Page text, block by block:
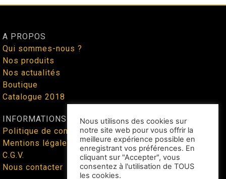
A PROPOS
Qui sommes-nous ?
Nos produits
Nos actualités
Boutique
Catalogue 2018
INFORMATIONS
Politique de confidentialité
Mentions légales
C.G.V.
Nous contacter
Nous utilisons des cookies sur
notre site web pour vous offrir la
meilleure expérience possible en
enregistrant vos préférences. En
cliquant sur "Accepter", vous
consentez à l'utilisation de TOUS
les cookies.